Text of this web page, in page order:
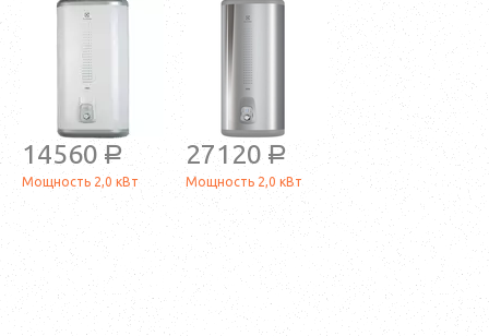
14560 a
Мощность 2,0 кВт
27120 a
Мощность 2,0 кВт